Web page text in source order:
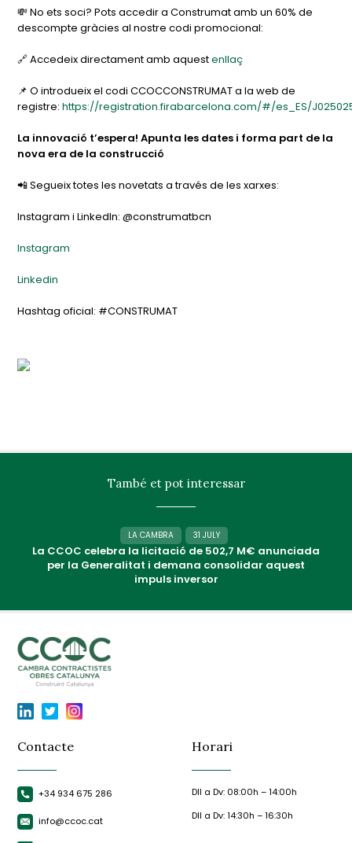
💸 No ets soci? Pots accedir a Construmat amb un 60% de
descompte gràcies al nostre codi promocional:
🔗 Accedeix directament amb aquestenllaç
📌 O introdueix el codi CCOCCONSTRUMAT a la web de
registre:https://registration.firabarcelona.com/#/es_ES/
La innovació t’espera! Apunta les dates i forma part de la
nova era de la construcció
📲 Segueix totes les novetats a través de les xarxes:
Instagram i LinkedIn: @construmatbcn
Instagram
Linkedin
Hashtag oficial: #CONSTRUMAT
També et pot interessar
LA CAMBRA 31 JULY
La CCOC celebra la licitació de 502,7 M€ anunciada
per la Generalitat i demana consolidar aquest
impuls inversor
Contacte
+34 934 675 286
info@ccoc.cat
Horari
Dll a Dv: 08:00h – 14:00h
Dll a Dv: 14:30h – 16:30h